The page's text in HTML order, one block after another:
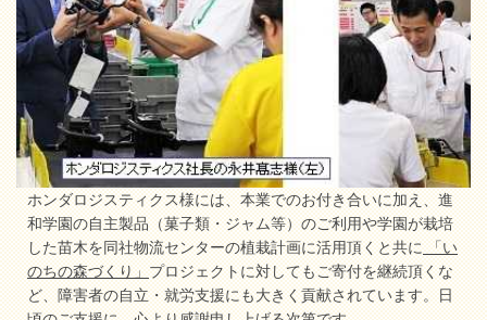
ホンダロジスティクス様には、本業でのお付き合いに加え、進
和学園の自主製品（菓子類・ジャム等）のご利用や学園が栽培
した苗木を同社物流センターの植栽計画に活用頂くと共に「い
のちの森づくり」プロジェクトに対してもご寄付を継続頂くな
ど、障害者の自立・就労支援にも大きく貢献されています。日